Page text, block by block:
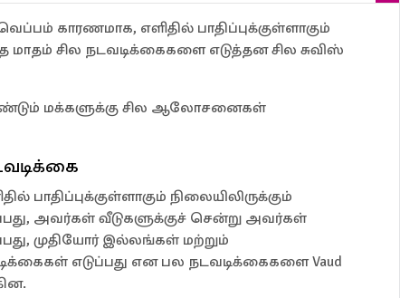
காரணமாக, எளிதில் பாதிப்புக்குள்ளாகும்
மாதம் சில நடவடிக்கைகளை எடுத்தன சில சுவிஸ்
மக்களுக்கு சில ஆலோசனைகள்
பாதிப்புக்குள்ளாகும் நிலையிலிருக்கும்
அவர்கள் வீடுகளுக்குச் சென்று அவர்கள்
முதியோர் இல்லங்கள் மற்றும்
எடுப்பது என பல நடவடிக்கைகளை Vaud